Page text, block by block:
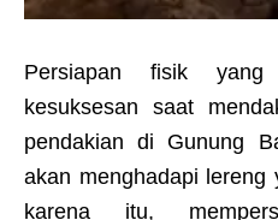
Persiapan fisik
kesuksesan saat
pendakian di Gunung
akan menghadapi lereng
karena itu,